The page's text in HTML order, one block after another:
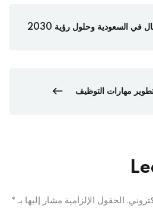
في السعودية وحلول رؤية 2030
مهارات التوظيف
الحقول الإلزامية مشار إليها بـ *